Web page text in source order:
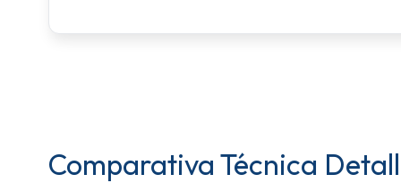
Comparativa Técnica